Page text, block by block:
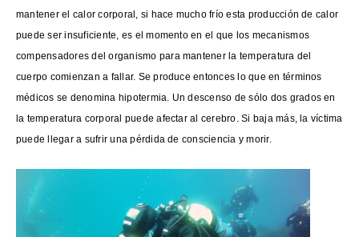
mantener el calor corporal, si hace mucho frío esta producción de calor
puede ser insuficiente, es el momento en el que los mecanismos
compensadores del organismo para mantener la temperatura del
cuerpo comienzan a fallar. Se produce entonces lo que en términos
médicos se denomina hipotermia. Un descenso de sólo dos grados en
la temperatura corporal puede afectar al cerebro. Si baja más, la víctima
puede llegar a sufrir una pérdida de consciencia y morir.